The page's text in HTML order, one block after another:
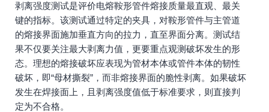
剥离强度测试是评价电熔鞍形管件熔接质量最直观、最关
键的指标。该测试通过特定的夹具，对鞍形管件与主管道
的熔接界面施加垂直方向的拉力，直至界面分离。测试结
果不仅要关注最大剥离力值，更要重点观测破坏发生的形
态。理想的熔接破坏应表现为管材本体或管件本体的韧性
破坏，即“母材撕裂”，而非熔接界面的脆性剥离。如果破坏
发生在焊接面上，且剥离强度值低于标准要求，则直接判
定为不合格。